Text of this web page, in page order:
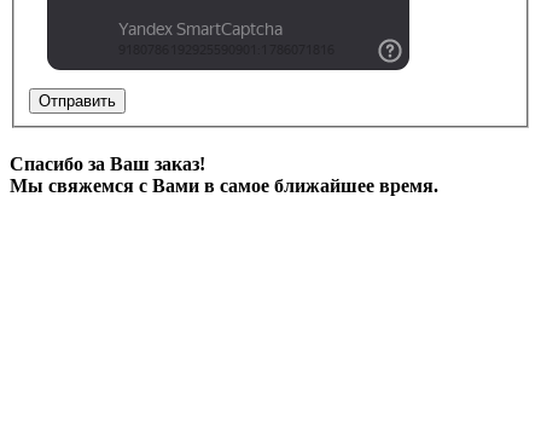
Отправить
Спасибо за Ваш заказ!
Мы свяжемся с Вами в самое ближайшее время.